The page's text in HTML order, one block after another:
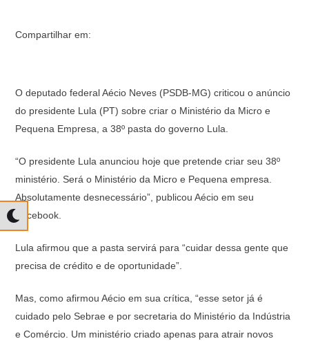
Compartilhar em:
O deputado federal Aécio Neves (PSDB-MG) criticou o anúncio
do presidente Lula (PT) sobre criar o Ministério da Micro e
Pequena Empresa, a 38º pasta do governo Lula.
“O presidente Lula anunciou hoje que pretende criar seu 38º
ministério. Será o Ministério da Micro e Pequena empresa.
Absolutamente desnecessário”, publicou Aécio em seu
Facebook.
Lula afirmou que a pasta servirá para “cuidar dessa gente que
precisa de crédito e de oportunidade”.
Mas, como afirmou Aécio em sua crítica, “esse setor já é
cuidado pelo Sebrae e por secretaria do Ministério da Indústria
e Comércio. Um ministério criado apenas para atrair novos